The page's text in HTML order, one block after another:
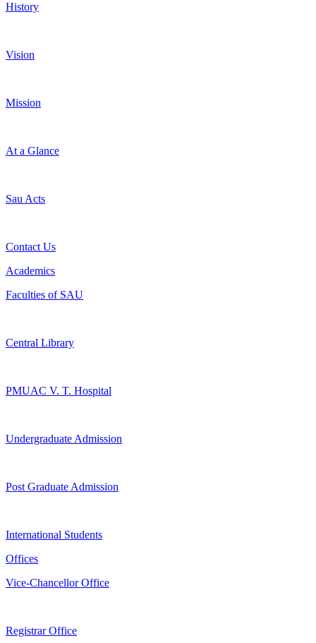
History
Vision
Mission
At a Glance
Sau Acts
Contact Us
Academics
Faculties of SAU
Central Library
PMUAC V. T. Hospital
Undergraduate Admission
Post Graduate Admission
International Students
Offices
Vice-Chancellor Office
Registrar Office